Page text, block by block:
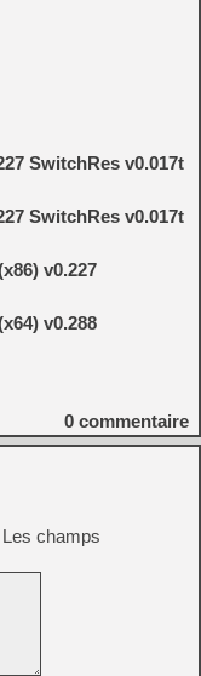
SwitchRes v0.017t
SwitchRes v0.017t
v0.227
v0.288
0 commentaire
Les champs